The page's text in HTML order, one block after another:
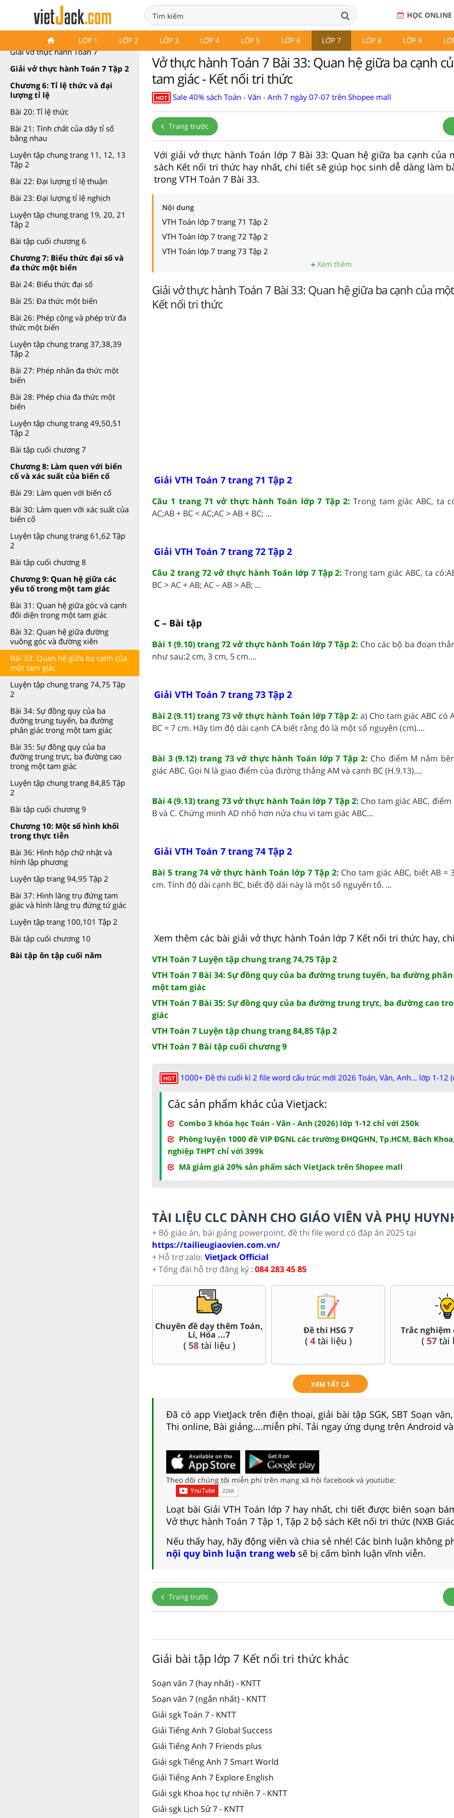
HỌC ONLINE
LỚP 1 LỚP 2 LỚP 3 LỚP 4 LỚP 5 LỚP 6 LỚP 7 LỚP 8 LỚP 9
VTH Toán 7 Kết nối tri thức
Giải vở thực hành Toán 7
Giải vở thực hành Toán 7 Tập 2
Chương 6: Tỉ lệ thức và đại
lượng tỉ lệ
Bài 20: Tỉ lệ thức
Bài 21: Tính chất của dãy tỉ số
bằng nhau
Luyện tập chung trang 11, 12, 13
Tập 2
Bài 22: Đại lượng tỉ lệ thuận
Bài 23: Đại lượng tỉ lệ nghịch
Luyện tập chung trang 19, 20, 21
Tập 2
Bài tập cuối chương 6
Chương 7: Biểu thức đại số và
đa thức một biến
Bài 24: Biểu thức đại số
Bài 25: Đa thức một biến
Bài 26: Phép cộng và phép trừ đa
thức một biến
Luyện tập chung trang 37,38,39
Tập 2
Bài 27: Phép nhân đa thức một
biến
Bài 28: Phép chia đa thức một
biến
Luyện tập chung trang 49,50,51
Tập 2
Bài tập cuối chương 7
Chương 8: Làm quen với biến
cố và xác suất của biến cố
Bài 29: Làm quen với biến cố
Bài 30: Làm quen với xác suất của
biến cố
Luyện tập chung trang 61,62 Tập
2
Bài tập cuối chương 8
Chương 9: Quan hệ giữa các
yếu tố trong một tam giác
Bài 31: Quan hệ giữa góc và cạnh
đối diện trong một tam giác
Bài 32: Quan hệ giữa đường
vuông góc và đường xiên
Bài 33: Quan hệ giữa ba cạnh của
một tam giác
Luyện tập chung trang 74,75 Tập
2
Bài 34: Sự đồng quy của ba
đường trung tuyến, ba đường
phân giác trong một tam giác
Bài 35: Sự đồng quy của ba
đường trung trực, ba đường cao
trong một tam giác
Luyện tập chung trang 84,85 Tập
2
Bài tập cuối chương 9
Chương 10: Một số hình khối
trong thực tiễn
Bài 36: Hình hộp chữ nhật và
hình lập phương
Luyện tập trang 94,95 Tập 2
Bài 37: Hình lăng trụ đứng tam
giác và hình lăng trụ đứng tứ giác
Luyện tập trang 100,101 Tập 2
Bài tập cuối chương 10
Bài tập ôn tập cuối năm
Vở thực hành Toán 7 Bài 33: Quan hệ giữa ba cạnh
tam giác - Kết nối tri thức
HOT Sale 40% sách Toán - Văn - Anh 7 ngày 07-07 trên Shopee mall
Trang trước
Với giải vở thực hành Toán lớp 7 Bài 33: Quan hệ giữa ba cạnh của
sách Kết nối tri thức hay nhất, chi tiết sẽ giúp học sinh dễ dàng làm
trong VTH Toán 7 Bài 33.
Nội dung
VTH Toán lớp 7 trang 71 Tập 2
VTH Toán lớp 7 trang 72 Tập 2
VTH Toán lớp 7 trang 73 Tập 2
Xem thêm
Giải vở thực hành Toán 7 Bài 33: Quan hệ giữa ba cạnh của
Kết nối tri thức
Giải VTH Toán 7 trang 71 Tập 2
Câu 1 trang 71 vở thực hành Toán lớp 7 Tập 2:Trong tam giác ABC, ta
AC;AB + BC < AC;AC > AB + BC; ...
Giải VTH Toán 7 trang 72 Tập 2
Câu 2 trang 72 vở thực hành Toán lớp 7 Tập 2:Trong tam giác ABC, ta
BC > AC + AB; AC – AB > AB; ...
C – Bài tập
Bài 1 (9.10) trang 72 vở thực hành Toán lớp 7 Tập 2: Cho các bộ ba đoạn
như sau:2 cm, 3 cm, 5 cm....
Giải VTH Toán 7 trang 73 Tập 2
Bài 2 (9.11) trang 73 vở thực hành Toán lớp 7 Tập 2:a) Cho tam giác ABC có
BC = 7 cm. Hãy tìm độ dài cạnh CA biết rằng đó là một số nguyên (cm)....
Bài 3 (9.12) trang 73 vở thực hành Toán lớp 7 Tập 2: Cho điểm M nằm
giác ABC. Gọi N là giao điểm của đường thẳng AM và cạnh BC (H.9.13)....
Bài 4 (9.13) trang 73 vở thực hành Toán lớp 7 Tập 2: Cho tam giác ABC,
B và C. Chứng minh AD nhỏ hơn nửa chu vi tam giác ABC...
Giải VTH Toán 7 trang 74 Tập 2
Bài 5 trang 74 vở thực hành Toán lớp 7 Tập 2: Cho tam giác ABC, biết AB =
cm. Tính độ dài cạnh BC, biết độ dài này là một số nguyên tố. ...
Xem thêm các bài giải vở thực hành Toán lớp 7 Kết nối tri thức hay,
VTH Toán 7 Luyện tập chung trang 74,75 Tập 2
VTH Toán 7 Bài 34: Sự đồng quy của ba đường trung tuyến, ba đường
một tam giác
VTH Toán 7 Bài 35: Sự đồng quy của ba đường trung trực, ba đường cao
giác
VTH Toán 7 Luyện tập chung trang 84,85 Tập 2
VTH Toán 7 Bài tập cuối chương 9
HOT 1000+ Đề thi cuối kì 2 file word cấu trúc mới 2026 Toán, Văn, Anh... lớp 1-12
Các sản phẩm khác của Vietjack:
Combo 3 khóa học Toán - Văn - Anh (2026) lớp 1-12 chỉ với 250k
Phòng luyện 1000 đề VIP ĐGNL các trường ĐHQGHN, Tp.HCM, Bách
nghiệp THPT chỉ với 399k
Mã giảm giá 20% sản phẩm sách VietJack trên Shopee mall
TÀI LIỆU CLC DÀNH CHO GIÁO VIÊN VÀ PHỤ
+ Bộ giáo án, bài giảng powerpoint, đề thi file word có đáp án 2025 tại
https://tailieugiaovien.com.vn/
+ Hỗ trợ zalo: VietJack Official
+ Tổng đài hỗ trợ đăng ký : 084 283 45 85
Trắc nghiệm đúng sai 7
tài liệu )
Đề thi giữa kì, cuối kì 7
tài liệu )
Bài giảng
Sử, Địa 7....
tài liệu )
XEM TẤT CẢ
Đã có app VietJack trên điện thoại, giải bài tập SGK, SBT Soạn
Thi online, Bài giảng....miễn phí. Tải ngay ứng dụng trên Android và
Theo dõi chúng tôi miễn phí trên mạng xã hội facebook và youtube:
Loạt bài Giải VTH Toán lớp 7 hay nhất, chi tiết được biên soạn
Vở thực hành Toán 7 Tập 1, Tập 2 bộ sách Kết nối tri thức (NXB
Nếu thấy hay, hãy động viên và chia sẻ nhé! Các bình luận không
nội quy bình luận trang web sẽ bị cấm bình luận vĩnh viễn.
Trang trước
Giải bài tập lớp 7 Kết nối tri thức khác
Soạn văn 7 (hay nhất) - KNTT
Soạn văn 7 (ngắn nhất) - KNTT
Giải sgk Toán 7 - KNTT
Giải Tiếng Anh 7 Global Success
Giải Tiếng Anh 7 Friends plus
Giải sgk Tiếng Anh 7 Smart World
Giải Tiếng Anh 7 Explore English
Giải sgk Khoa học tự nhiên 7 - KNTT
Giải sgk Lịch Sử 7 - KNTT